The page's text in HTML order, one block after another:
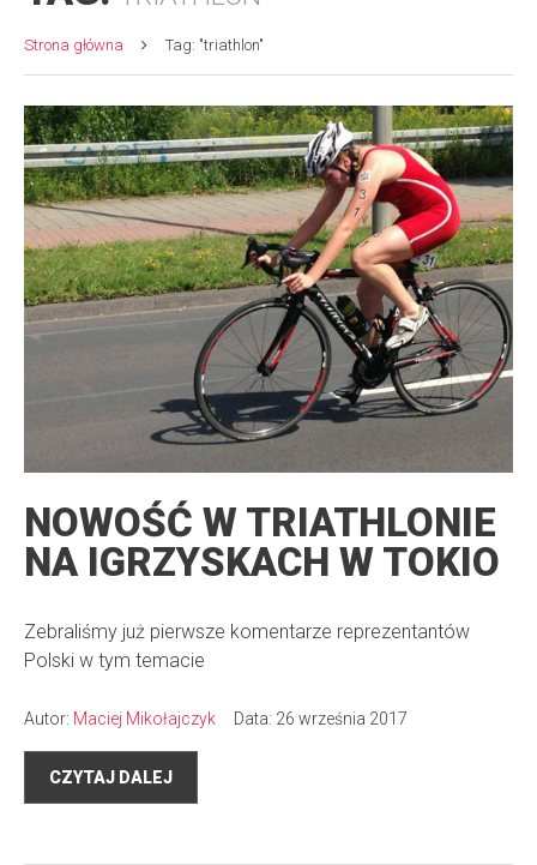
Strona główna Tag: "triathlon"
NOWOŚĆ W TRIATHLONIE
NA IGRZYSKACH W TOKIO
Zebraliśmy już pierwsze komentarze reprezentantów
Polski w tym temacie
Autor: Maciej Mikołajczyk Data: 26 września 2017
CZYTAJ DALEJ